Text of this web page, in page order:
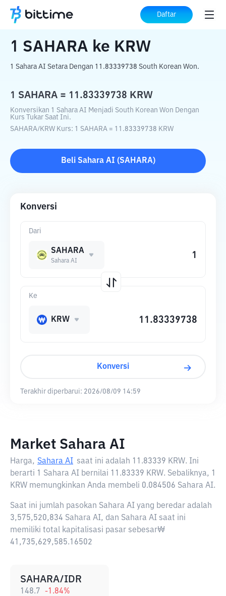
Daftar
Beranda Konverter Kripto SAHARA ke KRW
1 SAHARA ke KRW
1 Sahara AI Setara Dengan 11.83339738 South Korean Won.
1 SAHARA = 11.83339738 KRW
Konversikan 1 Sahara AI Menjadi South Korean Won Dengan
Kurs Tukar Saat Ini.
SAHARA/KRW Kurs: 1 SAHARA = 11.83339738 KRW
Beli Sahara AI (SAHARA)
Konversi
Dari
SAHARA
Sahara AI
Ke
KRW
Konversi
Terakhir diperbarui: 2026/08/09 14:59
Market Sahara AI
Harga, Sahara AI saat ini adalah 11.83339 KRW. Ini
berarti 1 Sahara AI bernilai 11.83339 KRW. Sebaliknya, 1
KRW memungkinkan Anda membeli 0.084506 Sahara AI.
Saat ini jumlah pasokan Sahara AI yang beredar adalah
3,575,520,834 Sahara AI, dan Sahara AI saat ini
memiliki total kapitalisasi pasar sebesar₩
41,735,629,585.16502
SAHARA/IDR
148.7 -1.84%